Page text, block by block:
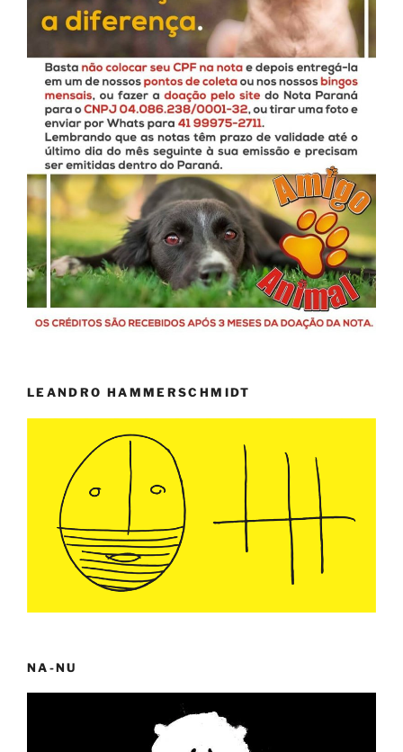
LEANDRO HAMMERSCHMIDT
NA-NU